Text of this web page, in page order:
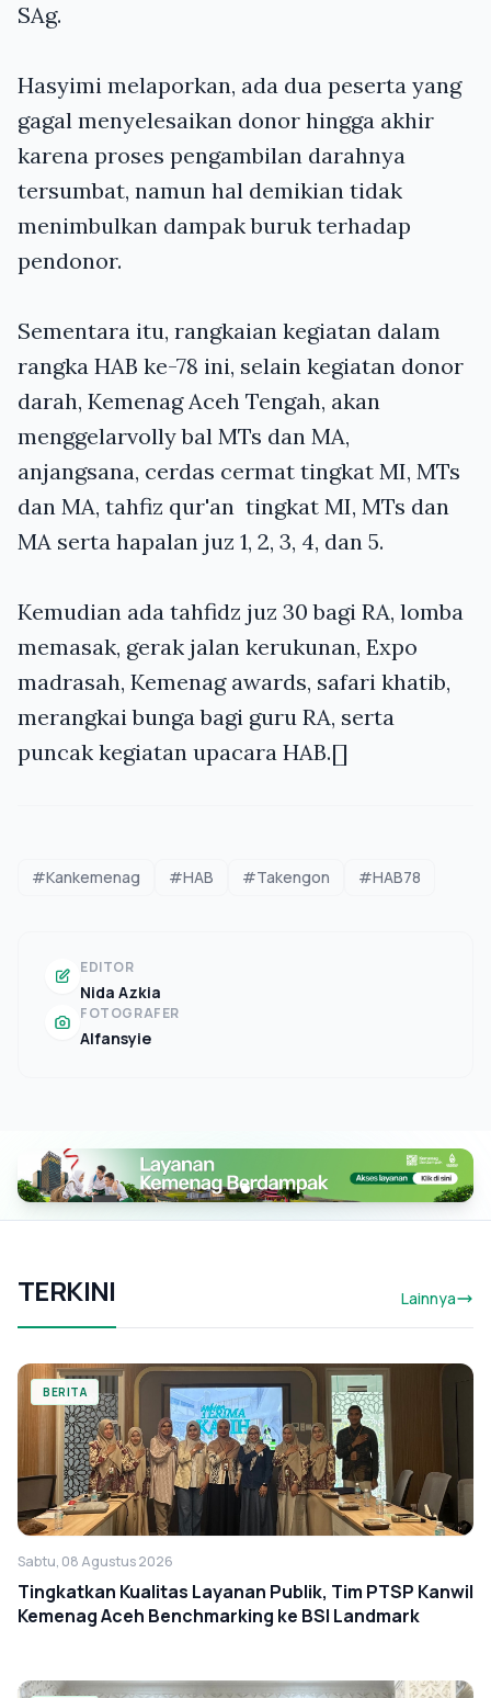
SAg.
Hasyimi melaporkan, ada dua peserta yang
gagal menyelesaikan donor hingga akhir
karena proses pengambilan darahnya
tersumbat, namun hal demikian tidak
menimbulkan dampak buruk terhadap
pendonor.
Sementara itu, rangkaian kegiatan dalam
rangka HAB ke-78 ini, selain kegiatan donor
darah, Kemenag Aceh Tengah, akan
menggelarvolly bal MTs dan MA,
anjangsana, cerdas cermat tingkat MI, MTs
dan MA, tahfiz qur'an tingkat MI, MTs dan
MA serta hapalan juz 1, 2, 3, 4, dan 5.
Kemudian ada tahfidz juz 30 bagi RA, lomba
memasak, gerak jalan kerukunan, Expo
madrasah, Kemenag awards, safari khatib,
merangkai bunga bagi guru RA, serta
puncak kegiatan upacara HAB.[]
#Kankemenag #HAB #Takengon #HAB78
EDITOR
Nida Azkia
FOTOGRAFER
Alfansyie
TERKINI Lainnya
BERITA
Sabtu, 08 Agustus 2026
Tingkatkan Kualitas Layanan Publik, Tim PTSP Kanwil
Kemenag Aceh Benchmarking ke BSI Landmark